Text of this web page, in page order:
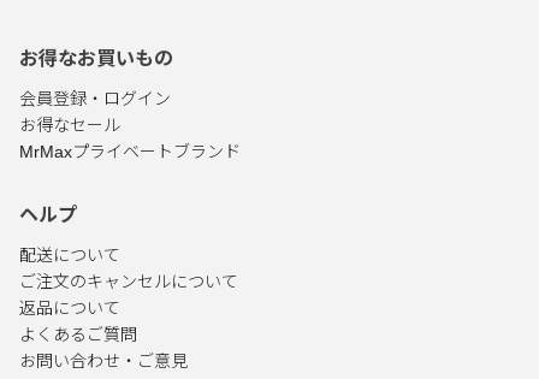
お得なお買いもの
会員登録・ログイン
お得なセール
MrMaxプライベートブランド
ヘルプ
配送について
ご注文のキャンセルについて
返品について
よくあるご質問
お問い合わせ・ご意見